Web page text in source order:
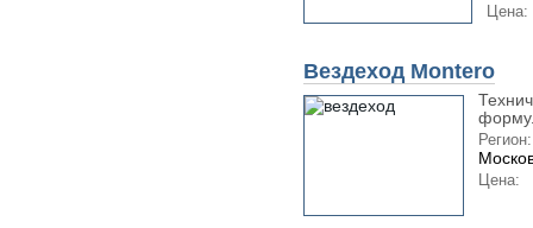
Цена:
Вездеход Montero
Регион:
Цена: